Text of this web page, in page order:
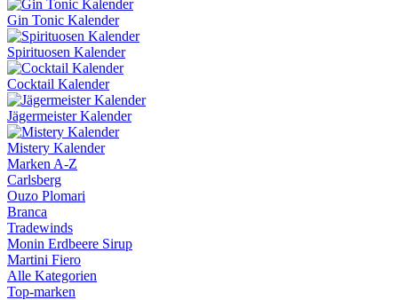
Gin Tonic Kalender
Spirituosen Kalender
Cocktail Kalender
Jägermeister Kalender
Mistery Kalender
Marken A-Z
Carlsberg
Ouzo Plomari
Branca
Tradewinds
Monin Erdbeere Sirup
Martini Fiero
Alle Kategorien
Top-marken